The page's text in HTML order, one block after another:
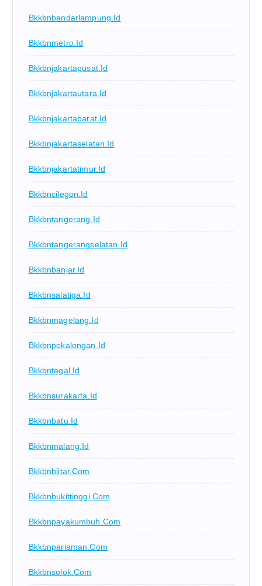
Bkkbnbandarlampung.id
Bkkbnmetro.id
Bkkbnjakartapusat.id
Bkkbnjakartautara.id
Bkkbnjakartabarat.id
Bkkbnjakartaselatan.id
Bkkbnjakartatimur.id
Bkkbncilegon.id
Bkkbntangerang.id
Bkkbntangerangselatan.id
Bkkbnbanjar.id
Bkkbnsalatiga.id
Bkkbnmagelang.id
Bkkbnpekalongan.id
Bkkbntegal.id
Bkkbnsurakarta.id
Bkkbnbatu.id
Bkkbnmalang.id
Bkkbnblitar.com
Bkkbnbukittinggi.com
Bkkbnpayakumbuh.com
Bkkbnpariaman.com
Bkkbnsolok.com